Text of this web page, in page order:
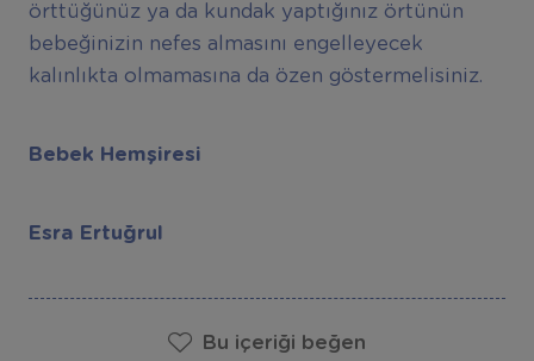
örttüğünüz ya da kundak yaptığınız örtünün
bebeğinizin nefes almasını engelleyecek
kalınlıkta olmamasına da özen göstermelisiniz.
Bebek Hemşiresi
Esra Ertuğrul
Bu içeriği beğen